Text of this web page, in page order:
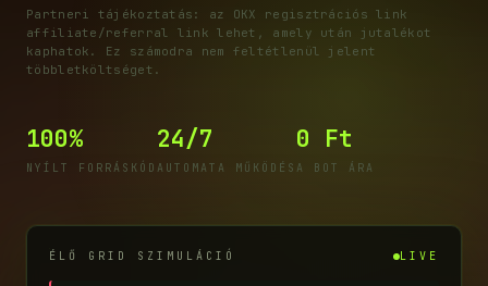
Partneri tájékoztatás: az OKX regisztrációs link
affiliate/referral link lehet, amely után jutalékot
kaphatok. Ez számodra nem feltétlenül jelent
többletköltséget.
100%
NYÍLT FORRÁSKÓD
24/7
AUTOMATA MŰKÖDÉS
0 Ft
A BOT ÁRA
ÉLŐ GRID SZIMULÁCIÓ LIVE